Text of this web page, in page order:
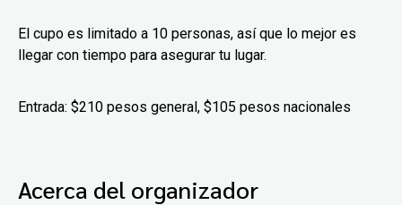
El cupo es limitado a 10 personas, así que lo mejor es
llegar con tiempo para asegurar tu lugar.
Entrada: $210 pesos general, $105 pesos nacionales
Acerca del organizador